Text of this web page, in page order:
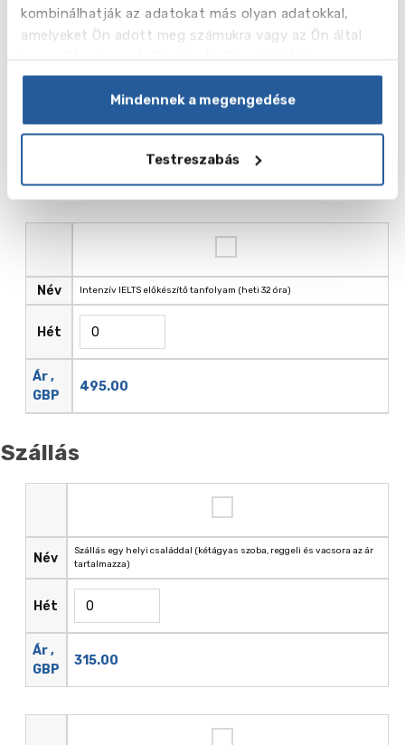
kombinálhatják az adatokat más olyan adatokkal,
amelyeket Ön adott meg számukra vagy az Ön által
Mindennek a megengedése
Testreszabás
Név
Név
Hét
Ár ,
GBP
Intenzív IELTS előkészítő tanfolyam (heti 32 óra)
495.00
Szállás
Név
Hét
Ár ,
GBP
Szállás egy helyi családdal (kétágyas szoba, reggeli és vacsora az ár
tartalmazza)
315.00